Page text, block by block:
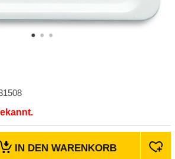
IN DEN WARENKORB